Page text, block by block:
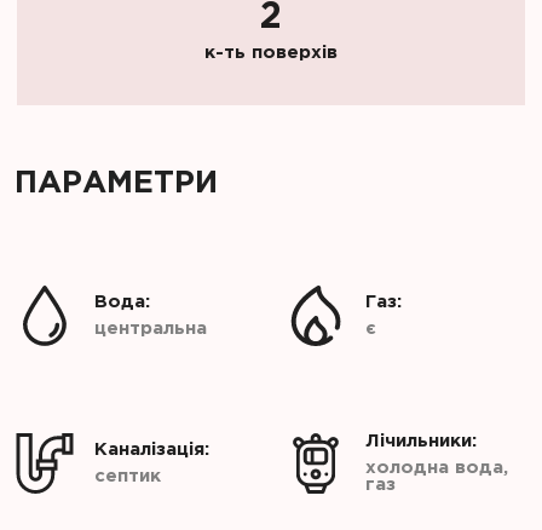
2
к-ть поверхів
ПАРАМЕТРИ
центральна
Вода:
є
Газ:
септик
Каналізація:
холодна вода,
газ
Лічильники: